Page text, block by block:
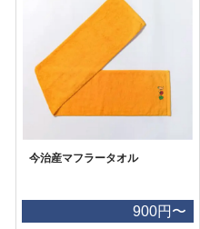
今治産マフラータオル
900円〜